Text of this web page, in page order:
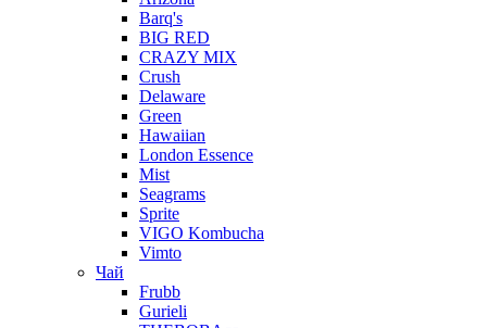
Barq's
BIG RED
CRAZY MIX
Crush
Delaware
Green
Hawaiian
London Essence
Mist
Seagrams
Sprite
VIGO Kombucha
Vimto
Чай
Frubb
Gurieli